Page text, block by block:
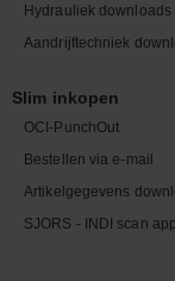
Hydrauliek downloads
Aandrijftechniek
Slim inkopen
OCI-PunchOut
Bestellen via e-mail
Artikelgegevens
SJORS - INDI scan app